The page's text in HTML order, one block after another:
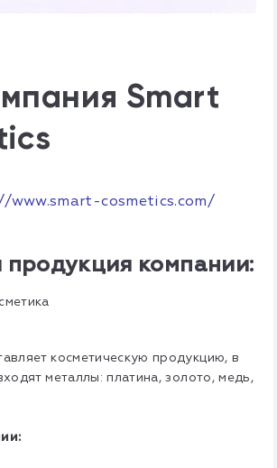
Smart
cosmetics.com/
компании:
косметическую продукцию, в
металлы: платина, золото, медь,